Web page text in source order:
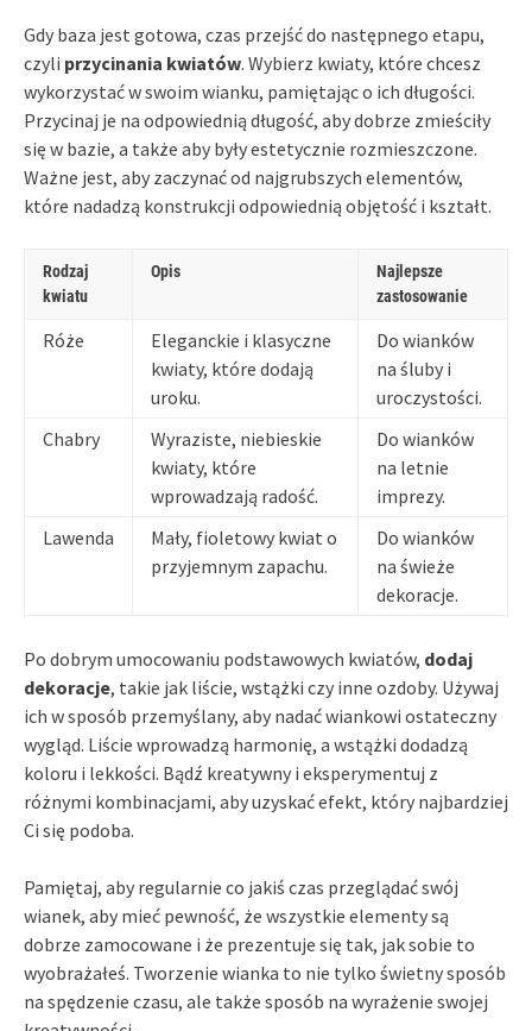
Gdy baza jest gotowa, czas przejść do następnego etapu,
czyli przycinania kwiatów. Wybierz kwiaty, które chcesz
wykorzystać w swoim wianku, pamiętając o ich długości.
Przycinaj je na odpowiednią długość, aby dobrze zmieściły
się w bazie, a także aby były estetycznie rozmieszczone.
Ważne jest, aby zaczynać od najgrubszych elementów,
które nadadzą konstrukcji odpowiednią objętość i kształt.
Rodzaj
kwiatu
Opis
Najlepsze
zastosowanie
Róże
Eleganckie i klasyczne
kwiaty, które dodają
uroku.
Do wianków
na śluby i
uroczystości.
Chabry
Wyraziste, niebieskie
kwiaty, które
wprowadzają radość.
Do wianków
na letnie
imprezy.
Lawenda
Mały, fioletowy kwiat o
przyjemnym zapachu.
Do wianków
na świeże
dekoracje.
Po dobrym umocowaniu podstawowych kwiatów, dodaj
dekoracje, takie jak liście, wstążki czy inne ozdoby. Używaj
ich w sposób przemyślany, aby nadać wiankowi ostateczny
wygląd. Liście wprowadzą harmonię, a wstążki dodadzą
koloru i lekkości. Bądź kreatywny i eksperymentuj z
różnymi kombinacjami, aby uzyskać efekt, który najbardziej
Ci się podoba.
Pamiętaj, aby regularnie co jakiś czas przeglądać swój
wianek, aby mieć pewność, że wszystkie elementy są
dobrze zamocowane i że prezentuje się tak, jak sobie to
wyobrażałeś. Tworzenie wianka to nie tylko świetny sposób
na spędzenie czasu, ale także sposób na wyrażenie swojej